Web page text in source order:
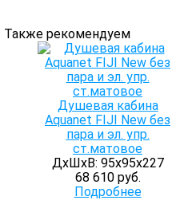
Также рекомендуем
Душевая кабина
Aquanet FIJI New без
пара и эл. упр.
ст.матовое
ДхШхВ: 95х95х227
68 610 руб.
Подробнее